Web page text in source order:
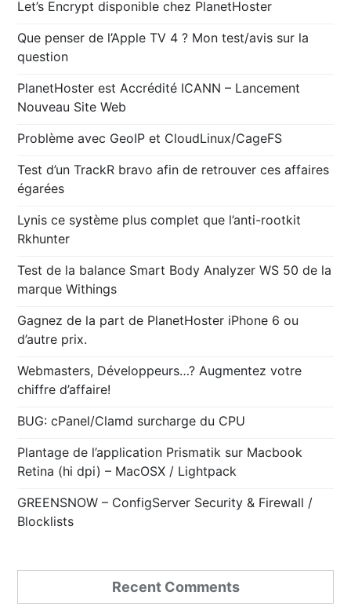
Let’s Encrypt disponible chez PlanetHoster
Que penser de l’Apple TV 4 ? Mon test/avis sur la
question
PlanetHoster est Accrédité ICANN – Lancement
Nouveau Site Web
Problème avec GeoIP et CloudLinux/CageFS
Test d’un TrackR bravo afin de retrouver ces affaires
égarées
Lynis ce système plus complet que l’anti-rootkit
Rkhunter
Test de la balance Smart Body Analyzer WS 50 de la
marque Withings
Gagnez de la part de PlanetHoster iPhone 6 ou
d’autre prix.
Webmasters, Développeurs…? Augmentez votre
chiffre d’affaire!
BUG: cPanel/Clamd surcharge du CPU
Plantage de l’application Prismatik sur Macbook
Retina (hi dpi) – MacOSX / Lightpack
GREENSNOW – ConfigServer Security & Firewall /
Blocklists
Recent Comments